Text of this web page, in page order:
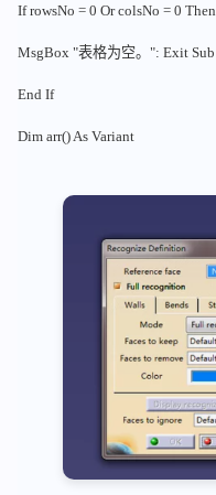
If rowsNo = 0 Or colsNo = 0 Then
MsgBox "表格为空。": Exit Sub
End If
Dim arr() As Variant